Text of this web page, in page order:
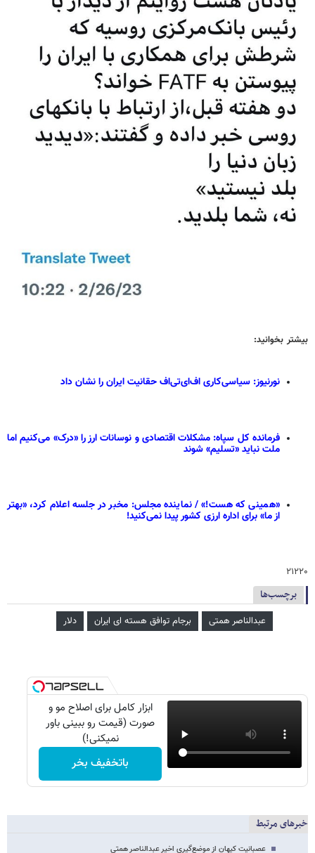
بیشتر بخوانید:
نورنیوز: سیاسی‌کاری اف‌ای‌تی‌اف حقانیت ایران را نشان داد
فرمانده کل سپاه: مشکلات اقتصادی و نوسانات ارز را «درک» می‌کنیم اما
ملت نباید «تسلیم» شوند
«همینی که هست!» / نماینده مجلس: مخبر در جلسه اعلام کرد، «بهتر
از ما» برای اداره ارزی کشور پیدا نمی‌کنید!
۲۱۲۲۰
برچسب‌ها
عبدالناصر همتی برجام توافق هسته ای ایران دلار
ابزار کامل برای اصلاح مو و
صورت (قیمت رو ببینی باور
نمیکنی!)
باتخفیف بخر
خبرهای مرتبط
عصبانیت کیهان از موضع‌گیری اخیر عبدالناصر همتی